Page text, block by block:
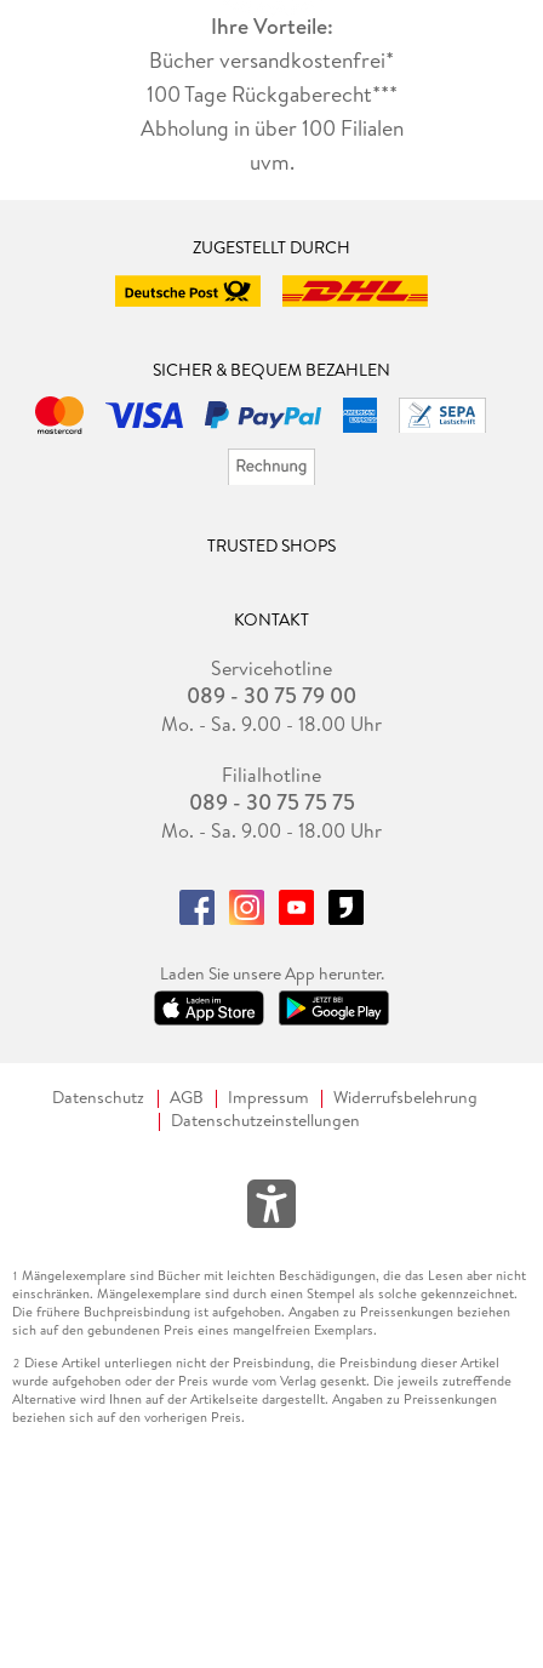
Ihre Vorteile:
Bücher versandkostenfrei*
100 Tage Rückgaberecht***
Abholung in über 100 Filialen
uvm.
ZUGESTELLT DURCH
SICHER & BEQUEM BEZAHLEN
TRUSTED SHOPS
KONTAKT
Servicehotline
089 - 30 75 79 00
Mo. - Sa. 9.00 - 18.00 Uhr
Filialhotline
089 - 30 75 75 75
Mo. - Sa. 9.00 - 18.00 Uhr
Laden Sie unsere App herunter.
Datenschutz AGB Impressum
Widerrufsbelehrung
Datenschutzeinstellungen
1 Mängelexemplare sind Bücher mit leichten Beschädigungen, die das Lesen aber nicht
einschränken. Mängelexemplare sind durch einen Stempel als solche gekennzeichnet.
Die frühere Buchpreisbindung ist aufgehoben. Angaben zu Preissenkungen beziehen
sich auf den gebundenen Preis eines mangelfreien Exemplars.
2 Diese Artikel unterliegen nicht der Preisbindung, die Preisbindung dieser Artikel
wurde aufgehoben oder der Preis wurde vom Verlag gesenkt. Die jeweils zutreffende
Alternative wird Ihnen auf der Artikelseite dargestellt. Angaben zu Preissenkungen
beziehen sich auf den vorherigen Preis.